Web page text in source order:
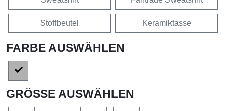
Stoffbeutel Keramiktasse
FARBE AUSWÄHLEN
GRÖSSE AUSWÄHLEN